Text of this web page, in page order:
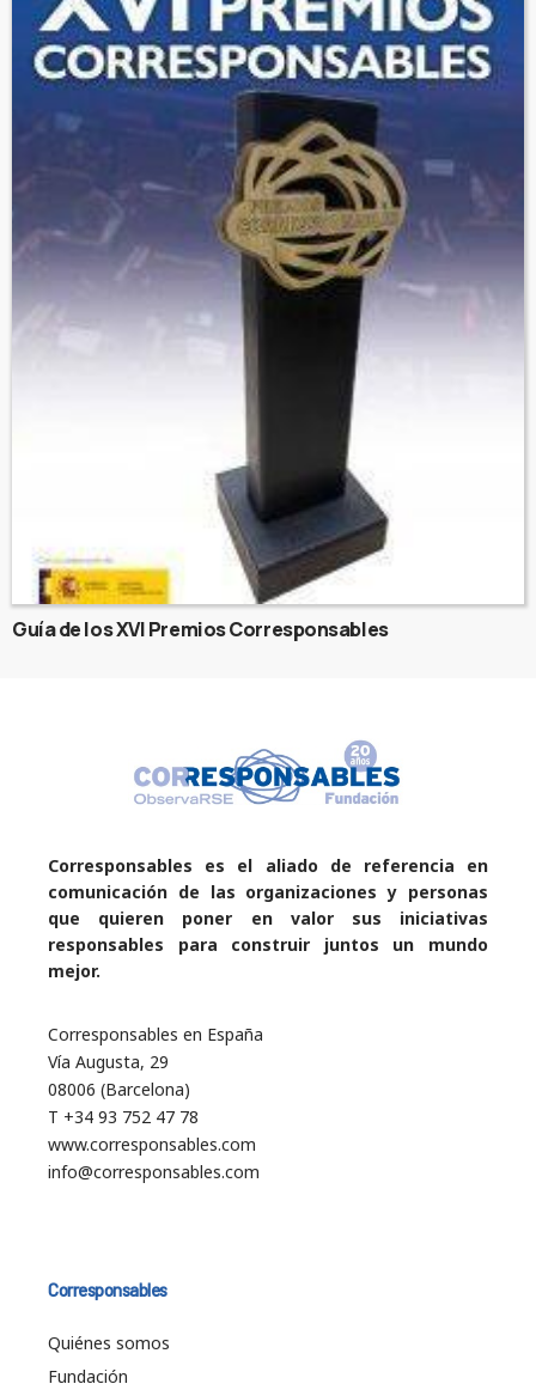
Guía de los XVI Premios Corresponsables
Corresponsables es el aliado de referencia en
comunicación de las organizaciones y personas
que quieren poner en valor sus iniciativas
responsables para construir juntos un mundo
mejor.
Corresponsables en España
Vía Augusta, 29
08006 (Barcelona)
T +34 93 752 47 78
www.corresponsables.com
info@corresponsables.com
Corresponsables
Quiénes somos
Fundación